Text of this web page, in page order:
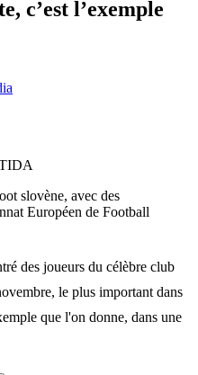
c’est l’exemple
slovène, avec des
Européen de Football
des joueurs du célèbre club
le plus important dans
que l'on donne, dans une